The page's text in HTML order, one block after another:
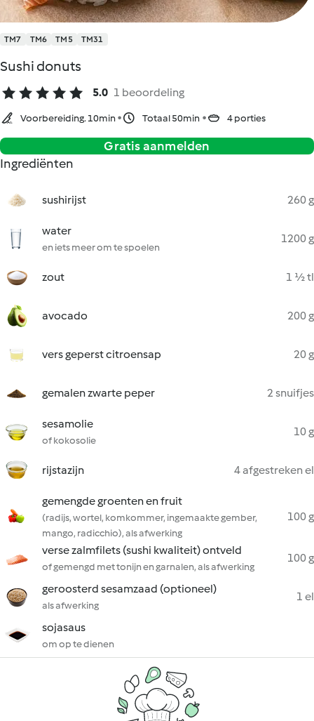
TM7 TM6 TM5 TM31
Sushi donuts
5.0 1 beoordeling
Voorbereiding. 10min Totaal 50min 4 porties
Gratis aanmelden
Ingrediënten
sushirijst 260 g
water
en iets meer om te spoelen
1200 g
zout 1 ½ tl
avocado 200 g
vers geperst citroensap 20 g
gemalen zwarte peper 2 snuifjes
sesamolie
of kokosolie
10 g
rijstazijn 4 afgestreken el
gemengde groenten en fruit
(radijs, wortel, komkommer, ingemaakte gember,
mango, radicchio), als afwerking
100 g
verse zalmfilets (sushi kwaliteit) ontveld
of gemengd met tonijn en garnalen, als afwerking
100 g
geroosterd sesamzaad (optioneel)
als afwerking
1 el
sojasaus
om op te dienen